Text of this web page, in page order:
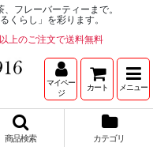
フレーバーティーまで。
くらし」を彩ります。
上のご注文で送料無料
マイペー
ジ
カート メニュー
商品検索 カテゴリ